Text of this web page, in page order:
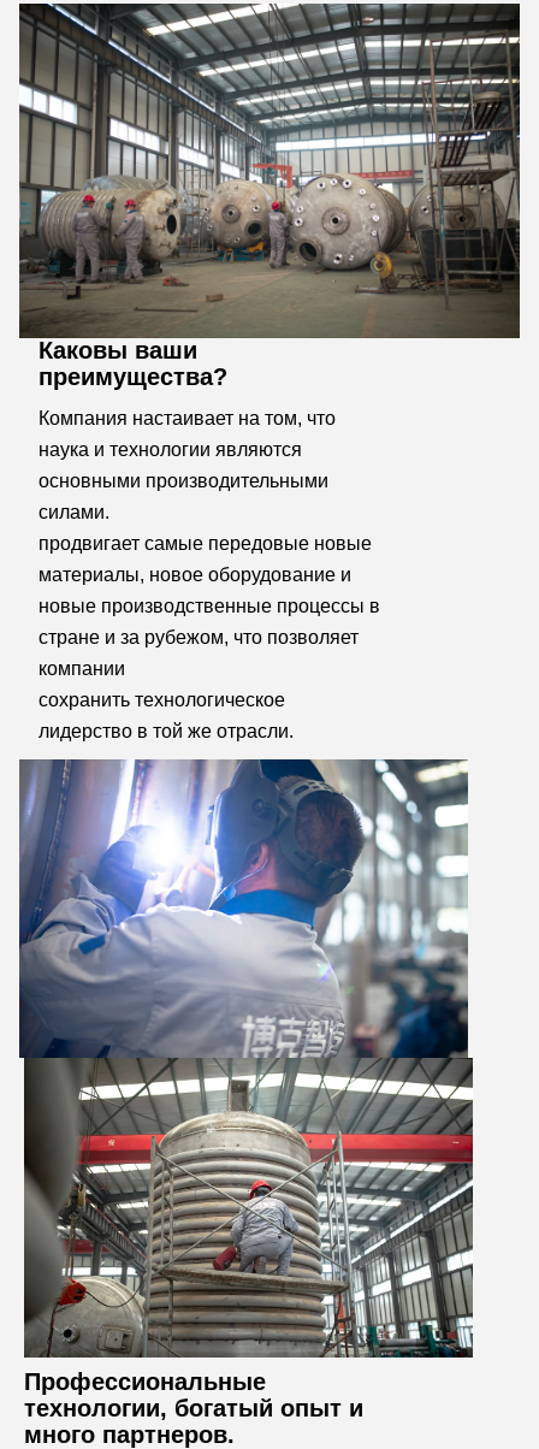
Каковы ваши
преимущества?
Компания настаивает на том, что
наука и технологии являются
основными производительными
силами.
продвигает самые передовые новые
материалы, новое оборудование и
новые производственные процессы в
стране и за рубежом, что позволяет
компании
сохранить технологическое
лидерство в той же отрасли.
Профессиональные
технологии, богатый опыт и
много партнеров.